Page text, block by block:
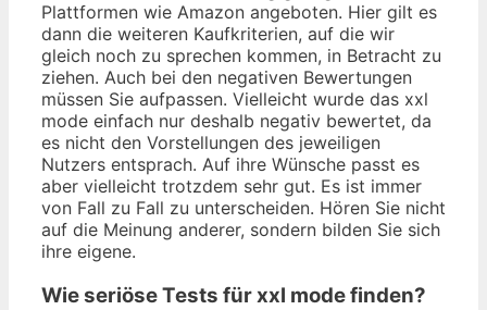
Plattformen wie Amazon angeboten. Hier gilt es
dann die weiteren Kaufkriterien, auf die wir
gleich noch zu sprechen kommen, in Betracht zu
ziehen. Auch bei den negativen Bewertungen
müssen Sie aufpassen. Vielleicht wurde das xxl
mode einfach nur deshalb negativ bewertet, da
es nicht den Vorstellungen des jeweiligen
Nutzers entsprach. Auf ihre Wünsche passt es
aber vielleicht trotzdem sehr gut. Es ist immer
von Fall zu Fall zu unterscheiden. Hören Sie nicht
auf die Meinung anderer, sondern bilden Sie sich
ihre eigene.
Wie seriöse Tests für xxl mode finden?